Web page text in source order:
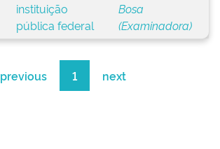
instituição
pública federal
Bosa
(Examinadora)
previous 1 next